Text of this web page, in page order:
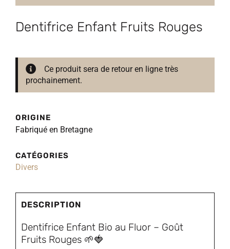
Dentifrice Enfant Fruits Rouges
Ce produit sera de retour en ligne très
prochainement.
ORIGINE
Fabriqué en Bretagne
CATÉGORIES
Divers
DESCRIPTION
Dentifrice Enfant Bio au Fluor – Goût
Fruits Rouges 🌱🍓